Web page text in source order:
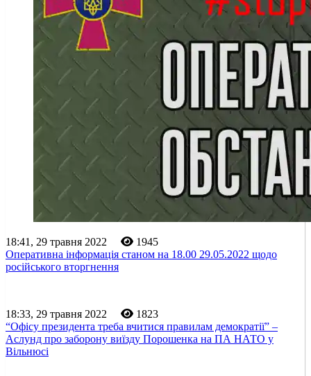
18:41, 29 травня 2022
1945
Оперативна інформація станом на 18.00 29.05.2022 щодо
російського вторгнення
18:33, 29 травня 2022
1823
“Офісу президента треба вчитися правилам демократії” –
Аслунд про заборону виїзду Порошенка на ПА НАТО у
Вільнюсі